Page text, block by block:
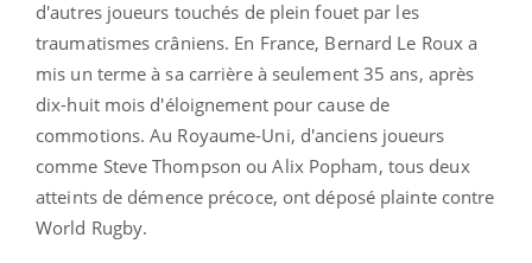
d'autres joueurs touchés de plein fouet par les
traumatismes crâniens. En France, Bernard Le Roux a
mis un terme à sa carrière à seulement 35 ans, après
dix-huit mois d'éloignement pour cause de
commotions. Au Royaume-Uni, d'anciens joueurs
comme Steve Thompson ou Alix Popham, tous deux
atteints de démence précoce, ont déposé plainte contre
World Rugby.